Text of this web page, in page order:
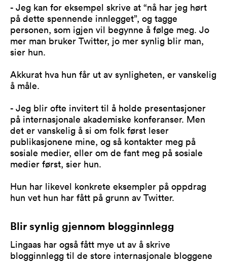
- Jeg kan for eksempel skrive at “nå har jeg hørt
på dette spennende innlegget”, og tagge
personen, som igjen vil begynne å følge meg. Jo
mer man bruker Twitter, jo mer synlig blir man,
sier hun.
Akkurat hva hun får ut av synligheten, er vanskelig
å måle.
- Jeg blir ofte invitert til å holde presentasjoner
på internasjonale akademiske konferanser. Men
det er vanskelig å si om folk først leser
publikasjonene mine, og så kontakter meg på
sosiale medier, eller om de fant meg på sosiale
medier først, sier hun.
Hun har likevel konkrete eksempler på oppdrag
hun vet hun har fått på grunn av Twitter.
Blir synlig gjennom blogginnlegg
Lingaas har også fått mye ut av å skrive
blogginnlegg til de store internasjonale bloggene